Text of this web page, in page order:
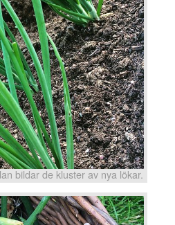
bildar de kluster av nya lökar.